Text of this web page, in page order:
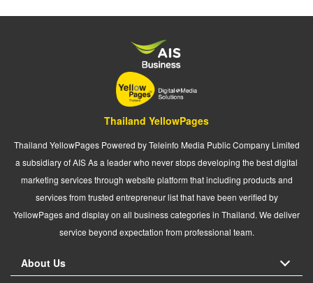
Thailand YellowPages
Thailand YellowPages Powered by Teleinfo Media Public Company Limited
a subsidiary of AIS As a leader who never stops developing the best digital
marketing services through website platform that including products and
services from trusted entrepreneur list that have been verified by
YellowPages and display on all business categories in Thailand. We deliver
service beyond expectation from professional team.
About Us